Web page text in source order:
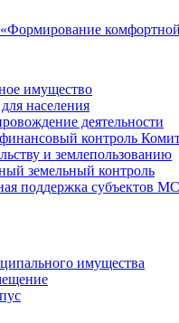
имущество
населения
деятельности
контроль
и землепользованию
земельный контроль
поддержка субъектов
имущества